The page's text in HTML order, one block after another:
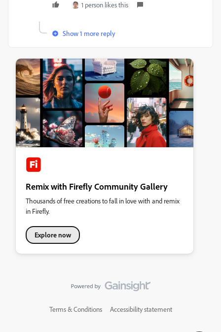
1 person likes this
Show 1 more reply
Remix with Firefly Community Gallery
Thousands of free creations to fall in love with and remix
in Firefly.
Explore now
Terms & Conditions Accessibility statement